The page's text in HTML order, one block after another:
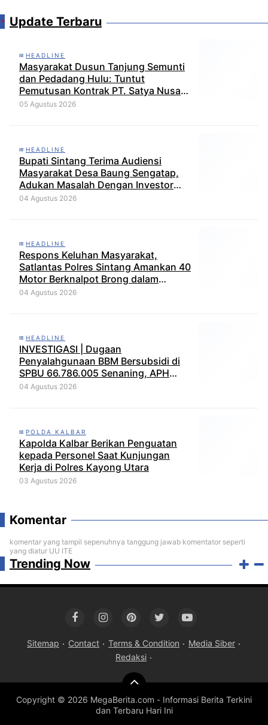
Update Terbaru
HEADLINE
Masyarakat Dusun Tanjung Semunti
dan Pedadang Hulu: Tuntut
Pemutusan Kontrak PT. Satya Nusa
Indah Perkasa
05 Agustus 2026
HEADLINE
Bupati Sintang Terima Audiensi
Masyarakat Desa Baung Sengatap,
Adukan Masalah Dengan Investor
Perkebunan
04 Agustus 2026
HEADLINE
Respons Keluhan Masyarakat,
Satlantas Polres Sintang Amankan 40
Motor Berknalpot Brong dalam
Strong Point Pagi
04 Agustus 2026
HEADLINE
INVESTIGASI | Dugaan
Penyalahgunaan BBM Bersubsidi di
SPBU 66.786.005 Senaning, APH
Jangan Tutup Mata, BPH Migas
04 Agustus 2026
POLDA KALBAR
Kapolda Kalbar Berikan Penguatan
kepada Personel Saat Kunjungan
Kerja di Polres Kayong Utara
03 Agustus 2026
Komentar
komentar yang tampil sepenuhnya tanggung jawab komentator seperti
yang diatur UU ITE
Trending Now
Sitemap Contact Terms & Condition
Media Siber
Redaksi
Copyright © 2026 MegaBerita.com - Informasi Berita Terkini
dan Terbaru Hari Ini